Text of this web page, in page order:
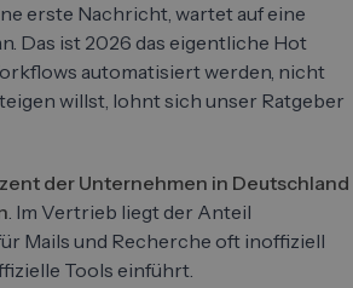
erste Nachricht, wartet auf eine
Das ist 2026 das eigentliche Hot
automatisiert werden, nicht
willst, lohnt sich unser Ratgeber
der Unternehmen in Deutschland
. Im Vertrieb liegt der Anteil
Mails und Recherche oft inoffiziell
Tools einführt.